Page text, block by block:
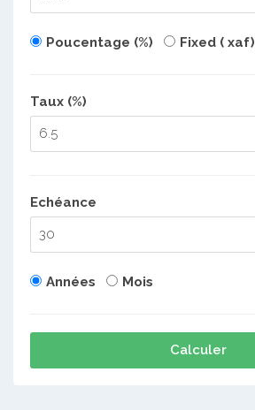
Poucentage (%) Fixed ( xaf)
Taux (%)
Echéance
Années Mois
Calculer